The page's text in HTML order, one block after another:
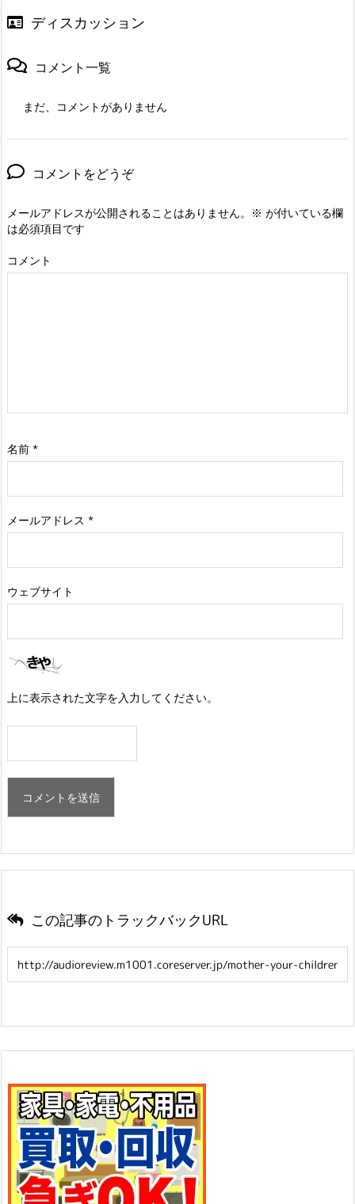
ディスカッション
コメント一覧
まだ、コメントがありません
コメントをどうぞ
メールアドレスが公開されることはありません。 ※ が付いている欄
は必須項目です
コメント
名前 *
メールアドレス *
ウェブサイト
上に表示された文字を入力してください。
この記事のトラックバックURL